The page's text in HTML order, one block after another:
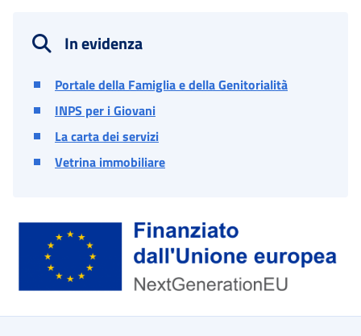
In evidenza
Portale della Famiglia e della Genitorialità
INPS per i Giovani
La carta dei servizi
Vetrina immobiliare